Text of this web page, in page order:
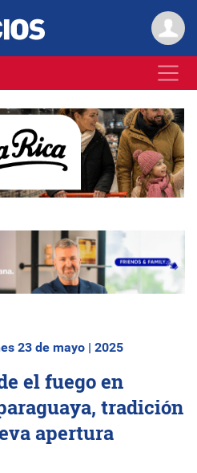
23 de mayo | 2025
el fuego en
tradición
apertura